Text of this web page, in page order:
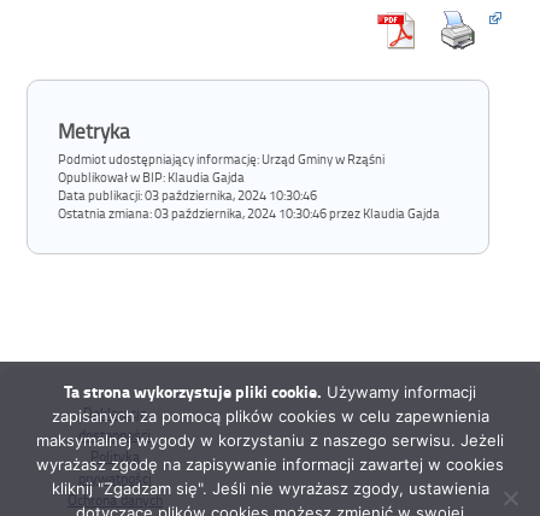
Metryka
Podmiot udostępniający informację: Urząd Gminy w Rząśni
Opublikował w BIP: Klaudia Gajda
Data publikacji:03 października, 2024 10:30:46
Ostatnia zmiana:03 października, 2024 10:30:46 przez Klaudia Gajda
Deklaracja
dostępności
Polityka
prywatności
Ochrona danych
Ta strona wykorzystuje pliki cookie. Używamy informacji
zapisanych za pomocą plików cookies w celu zapewnienia
maksymalnej wygody w korzystaniu z naszego serwisu. Jeżeli
wyrażasz zgodę na zapisywanie informacji zawartej w cookies
kliknij "Zgadzam się". Jeśli nie wyrażasz zgody, ustawienia